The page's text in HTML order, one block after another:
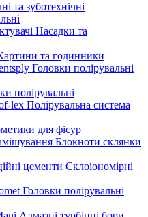
та зуботехнічні
Насадки та
та годинники
Головки полірувальні
полірувальні
Полірувальна система
для фісур
Блокноти склянки
Склоіономірні
Головки полірувальні